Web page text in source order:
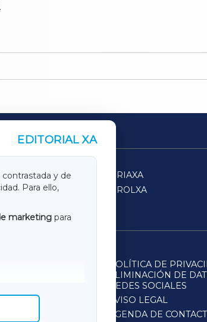
EDITORIAL XA
y de
Para ello,
marketing para
SARRIAXA
FERROLXA
POLÍTICA DE
ELIMINACIÓN DE
REDES SOCIALES
AVISO LEGAL
AGENDA DE